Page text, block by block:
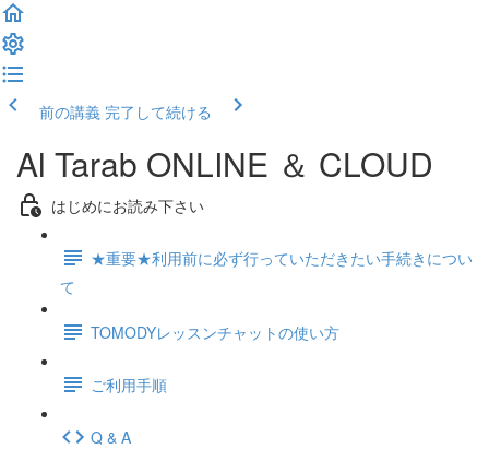
前の講義 完了して続ける
Al Tarab ONLINE ＆ CLOUD
はじめにお読み下さい
★重要★利用前に必ず行っていただきたい手続きについ
て
TOMODYレッスンチャットの使い方
ご利用手順
Q & A